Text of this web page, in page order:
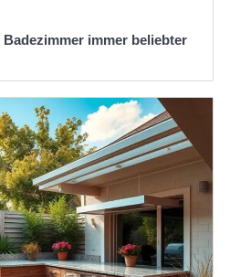
immer beliebter